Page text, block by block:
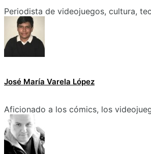
Periodista de videojuegos, cultura,
José María Varela López
Aficionado a los cómics, los